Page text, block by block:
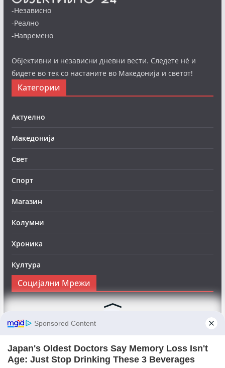
-Независно
-Реално
-Навремено
Објективни и независни дневни вести. Следете нè и
бидете во тек со настаните во Македонија и светот!
Категории
Актуелно
Македонија
Свет
Спорт
Магазин
Колумни
Хроника
Култура
Социјални Мрежи
Следете нè на Фејсбук за да сте во тек со најновите